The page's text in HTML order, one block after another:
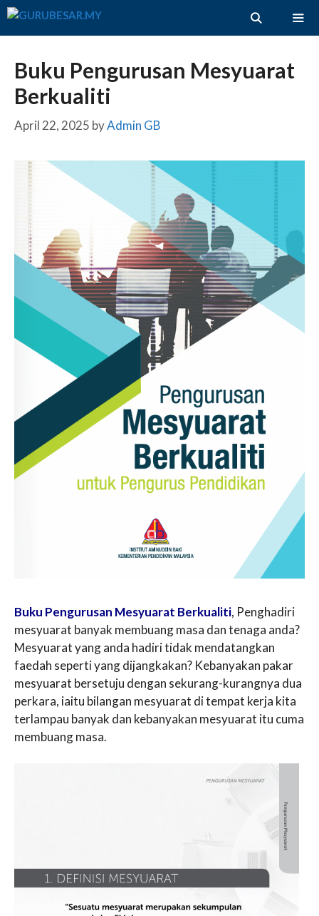
Skip
Buku Pengurusan Mesyuarat
Berkualiti
April 22, 2025 byAdmin GB
Buku Pengurusan Mesyuarat Berkualiti, Penghadiri
mesyuarat banyak membuang masa dan tenaga anda?
Mesyuarat yang anda hadiri tidak mendatangkan
faedah seperti yang dijangkakan? Kebanyakan pakar
mesyuarat bersetuju dengan sekurang-kurangnya dua
perkara, iaitu bilangan mesyuarat di tempat kerja kita
terlampau banyak dan kebanyakan mesyuarat itu cuma
membuang masa.